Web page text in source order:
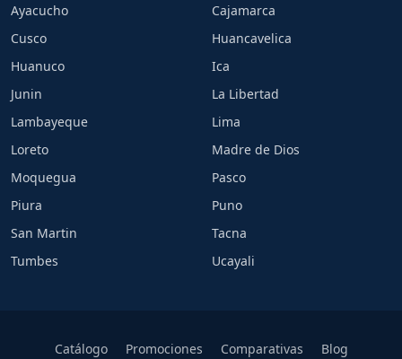
Ayacucho
Cajamarca
Cusco
Huancavelica
Huanuco
Ica
Junin
La Libertad
Lambayeque
Lima
Loreto
Madre de Dios
Moquegua
Pasco
Piura
Puno
San Martin
Tacna
Tumbes
Ucayali
Catálogo Promociones Comparativas Blog